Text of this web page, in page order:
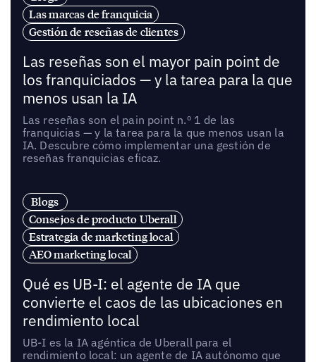
Las marcas de franquicia
Gestión de reseñas de clientes
Las reseñas son el mayor pain point de
los franquiciados — y la tarea para la que
menos usan la IA
Las reseñas son el pain point n.º 1 de las
franquicias — y la tarea para la que menos usan la
IA. Descubre cómo implementar una gestión de
reseñas franquicias eficaz.
Blogs
Consejos de producto Uberall
Estrategia de marketing local
AEO marketing local
Qué es UB-I: el agente de IA que
convierte el caos de las ubicaciones en
rendimiento local
UB-I es la IA agéntica de Uberall para el
rendimiento local: un agente de IA autónomo que